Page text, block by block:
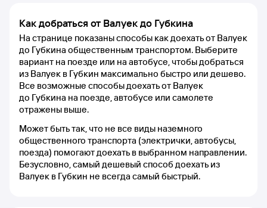
Как добраться от Валуек до Губкина
На странице показаны способы как доехать от Валуек
до Губкина общественным транспортом. Выберите
вариант на поезде или на автобусе, чтобы добраться
из Валуек в Губкин максимально быстро или дешево.
Все возможные способы доехать от Валуек
до Губкина на поезде, автобусе или самолете
отражены выше.
Может быть так, что не все виды наземного
общественного транспорта (электрички, автобусы,
поезда) помогают доехать в выбранном направлении.
Безусловно, самый дешевый способ доехать из
Валуек в Губкин не всегда самый быстрый.